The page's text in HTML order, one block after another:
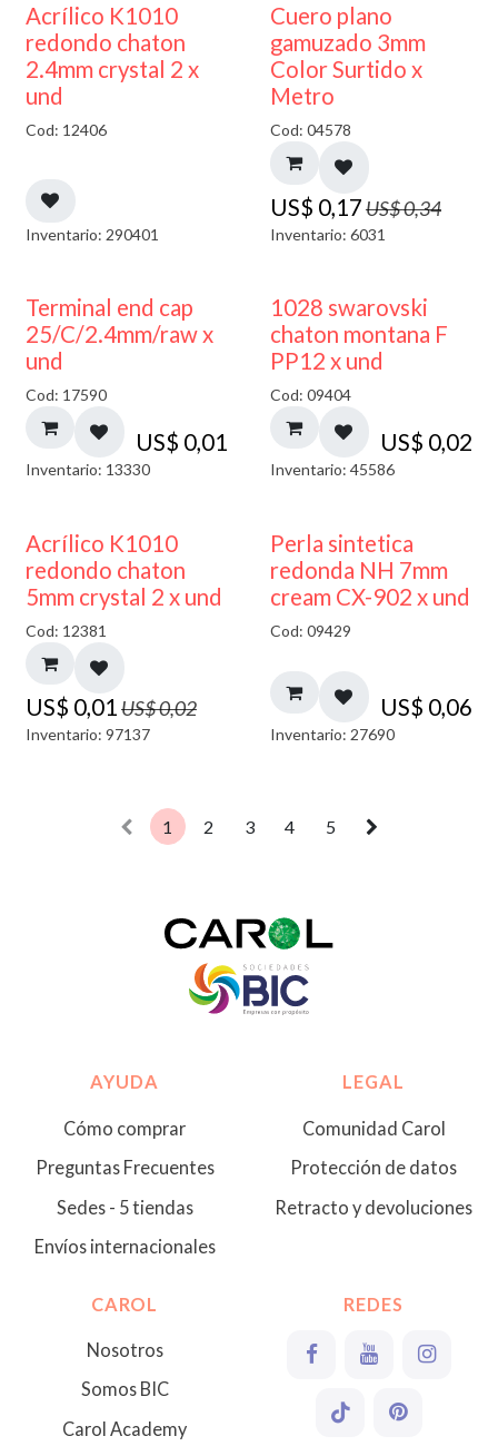
50% DESCUENTO
Acrílico K1010
redondo chaton
2.4mm crystal 2 x
und
Cod: 12406
Inventario: 290401
50% DESCUENTO
Cuero plano
gamuzado 3mm
Color Surtido x
Metro
Cod: 04578
US$ 0,17US$0,34
Inventario: 6031
Terminal end cap
25/C/2.4mm/raw x
und
Cod: 17590
US$ 0,01
Inventario: 13330
1028 swarovski
chaton montana F
PP12 x und
Cod: 09404
US$ 0,02
Inventario: 45586
50% DESCUENTO
Acrílico K1010
redondo chaton
5mm crystal 2 x und
Cod: 12381
US$ 0,01US$0,02
Inventario: 97137
Perla sintetica
redonda NH 7mm
cream CX-902 x und
Cod: 09429
US$ 0,06
Inventario: 27690
1 2 3 4 5
AYUDA
Cómo comprar
Preguntas Frecuentes
Sedes - 5 tiendas
Envíos internacionales
LEGAL
Comunidad Carol
Protección de datos
Retracto y devoluciones
CAROL
Nosotros
Somos BIC
Carol Academy
REDES